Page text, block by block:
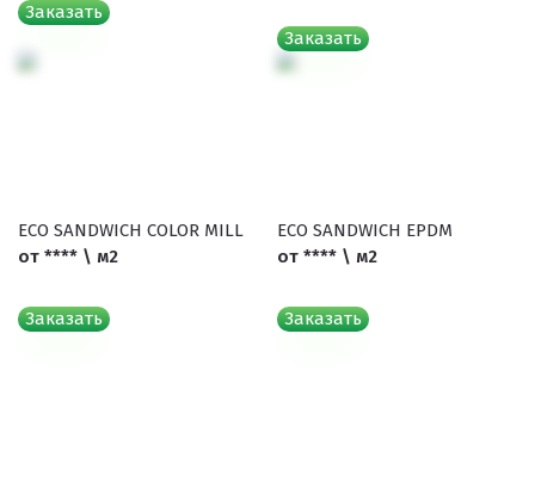
Заказать
Заказать
ECO SANDWICH COLOR MILL
от **** \ м2
Заказать
ECO SANDWICH EPDM
от **** \ м2
Заказать